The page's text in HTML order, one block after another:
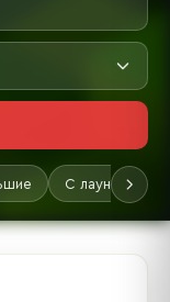
С лаунчером